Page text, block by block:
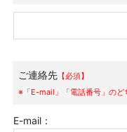
ご連絡先 【必須】
※「E-mail」「電話番号」のど
E-mail：